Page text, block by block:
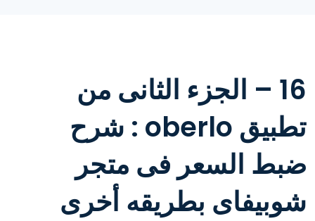
16 – الجزء الثانى من
تطبيق oberlo : شرح
ضبط السعر فى متجر
شوبيفاى بطريقه أخرى